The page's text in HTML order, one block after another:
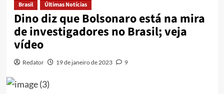
Brasil Últimas Notícias
Dino diz que Bolsonaro está na mira
de investigadores no Brasil; veja
vídeo
Redator 19 de janeiro de 2023 9